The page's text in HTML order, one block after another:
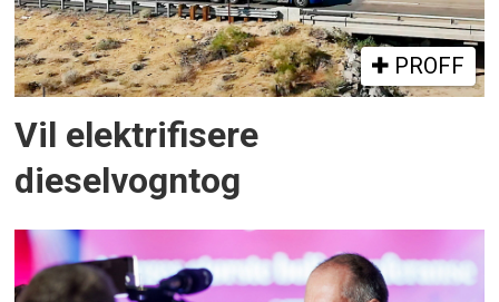
PROFF
Vil elektrifisere
dieselvogntog